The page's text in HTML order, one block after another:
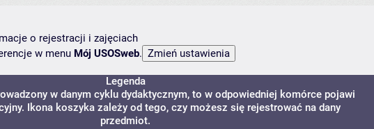
o rejestracji i zajęciach
w menu Mój USOSweb.
Legenda
w danym cyklu dydaktycznym, to w odpowiedniej komórce pojawi
Ikona koszyka zależy od tego, czy możesz się rejestrować na dany
przedmiot.